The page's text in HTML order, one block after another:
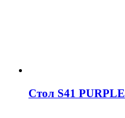
Стол S41 PURPLE